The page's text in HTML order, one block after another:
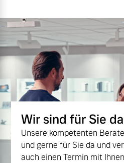
Mehr
Wir sind für Sie da
Unsere kompetenten
und gerne für Sie da und
auch einen Termin mit